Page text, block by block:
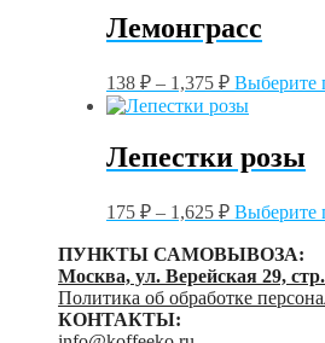
Лемонграсс
138 ₽ – 1,375 ₽ Выберите
Лепестки розы
175 ₽ – 1,625 ₽ Выберите
ПУНКТЫ САМОВЫВОЗА:
Москва, ул. Верейская 29,
Политика об обработке
КОНТАКТЫ: